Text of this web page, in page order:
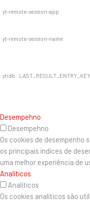
yt-remote-session-app
yt-remote-session-name
ytidb::LAST_RESULT_ENTRY_KEY
Desempehno
Desempehno
Os cookies de desempenho
os principais índices de
uma melhor experiência de
Analíticos
Analíticos
Os cookies analíticos são